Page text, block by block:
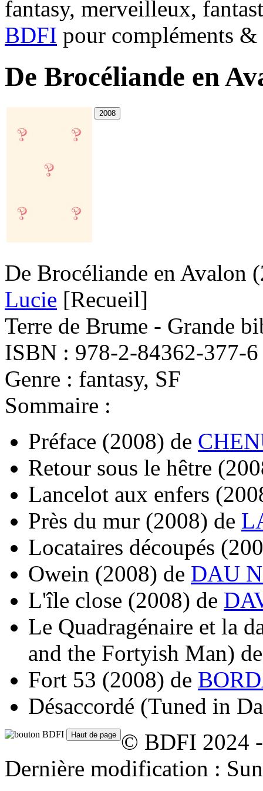
fantasy, merveilleux,
BDFI pour compléments
De Brocéliande en
De Brocéliande en Avalon
Lucie [Recueil]
Terre de Brume - Grande
ISBN : 978-2-84362-377-6
Genre : fantasy, SF
Sommaire :
Préface (2008) de
Retour sous le hêtre
Lancelot aux enfers
Près du mur (2008) de
Locataires découpés
Owein (2008) de DAU
L'île close (2008) de
Le Quadragénaire et la
and the Fortyish Man)
Fort 53 (2008) de
Désaccordé (Tuned in
© BDFI 2024
Dernière modification :